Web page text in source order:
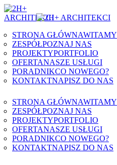
Skip to content
STRONA GŁÓWNAWITAMY
ZESPÓŁPOZNAJ NAS
PROJEKTYPORTFOLIO
OFERTANASZE USŁUGI
PORADNIKCO NOWEGO?
KONTAKTNAPISZ DO NAS
STRONA GŁÓWNAWITAMY
ZESPÓŁPOZNAJ NAS
PROJEKTYPORTFOLIO
OFERTANASZE USŁUGI
PORADNIKCO NOWEGO?
KONTAKTNAPISZ DO NAS